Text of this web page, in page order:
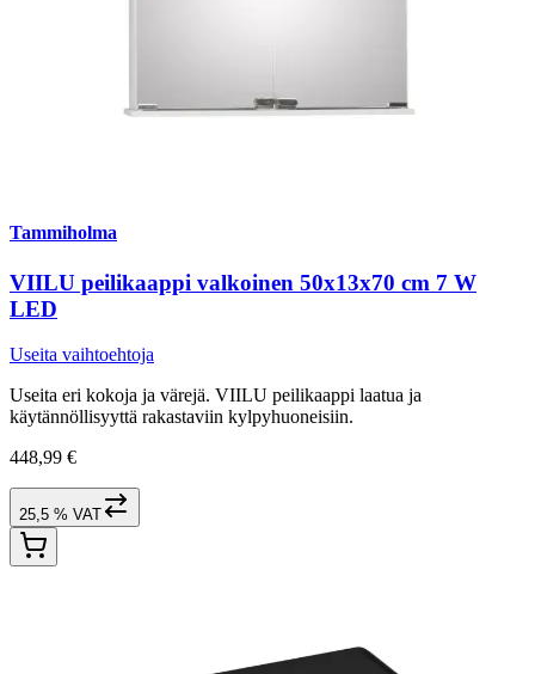
Tammiholma
VIILU peilikaappi valkoinen 50x13x70 cm 7 W
LED
Useita vaihtoehtoja
Useita eri kokoja ja värejä. VIILU peilikaappi laatua ja
käytännöllisyyttä rakastaviin kylpyhuoneisiin.
448,99 €
25,5 % VAT